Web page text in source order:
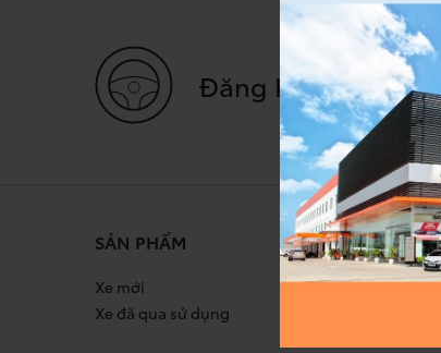
Đăng Ký Lái Thử
SẢN PHẨM
Xe mới
Xe đã qua sử dụng